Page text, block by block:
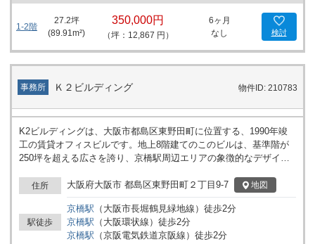
1-2階
27.2坪
(89.91m²)
350,000円
（坪：12,867 円）
6ヶ月
なし
検討
事務所 Ｋ２ビルディング 物件ID: 210783
K2ビルディングは、大阪市都島区東野田町に位置する、1990年竣
工の賃貸オフィスビルです。地上8階建てのこのビルは、基準階が
250坪を超える広さを誇り、京橋駅周辺エリアの象徴的なデザイナ
つプロフェッショナルな印象を与えます。 エントランスホールは吹
き抜けの設計で、天井が高く広々とした空間です。これは訪れる
人々に開放感を与え、来客型のオフィスとしての利便性を高めてい
ます。セキュリティ面でも安心で、有人警備による厳重なセキュリ
ティが構築されています。エレベーターは2基設置されており、オ
住所 大阪府大阪市 都島区東野田町２丁目9-7 地図
駅徒歩
京橋駅 （ 大阪市長堀鶴見緑地線 ） 徒歩2分
京橋駅 （ 大阪環状線 ） 徒歩2分
京橋駅 （京阪電気鉄道京阪線 ） 徒歩2分